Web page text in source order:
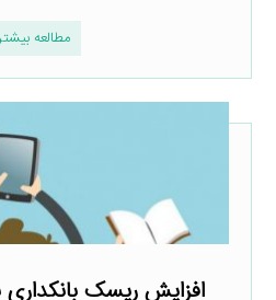
مطالعه
افزایش ریسک